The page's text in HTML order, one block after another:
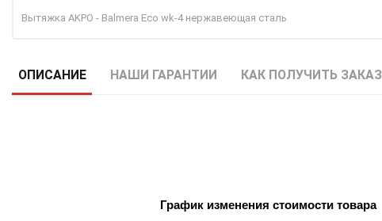
Вытяжка AKPO - Balmera Eco wk-4 нержавеющая сталь
ОПИСАНИЕ НАШИ ГАРАНТИИ КАК ПОЛУЧИТЬ ЗАКАЗ
График изменения стоимости товара